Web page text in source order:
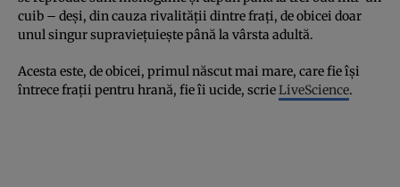
cuib – deși, din cauza rivalității dintre frați, de obicei doar
unul singur supraviețuiește până la vârsta adultă.
Acesta este, de obicei, primul născut mai mare, care fie își
întrece frații pentru hrană, fie îi ucide, scrieLiveScience.